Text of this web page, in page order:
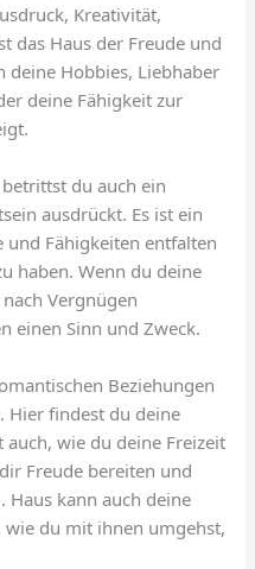
Kreativität,
das Haus der Freude und
deine Hobbies, Liebhaber
deine Fähigkeit zur
du auch ein
ausdrückt. Es ist ein
und Fähigkeiten entfalten
haben. Wenn du deine
Vergnügen
einen Sinn und Zweck.
Beziehungen
Hier findest du deine
auch, wie du deine Freizeit
Freude bereiten und
Haus kann auch deine
wie du mit ihnen umgehst,